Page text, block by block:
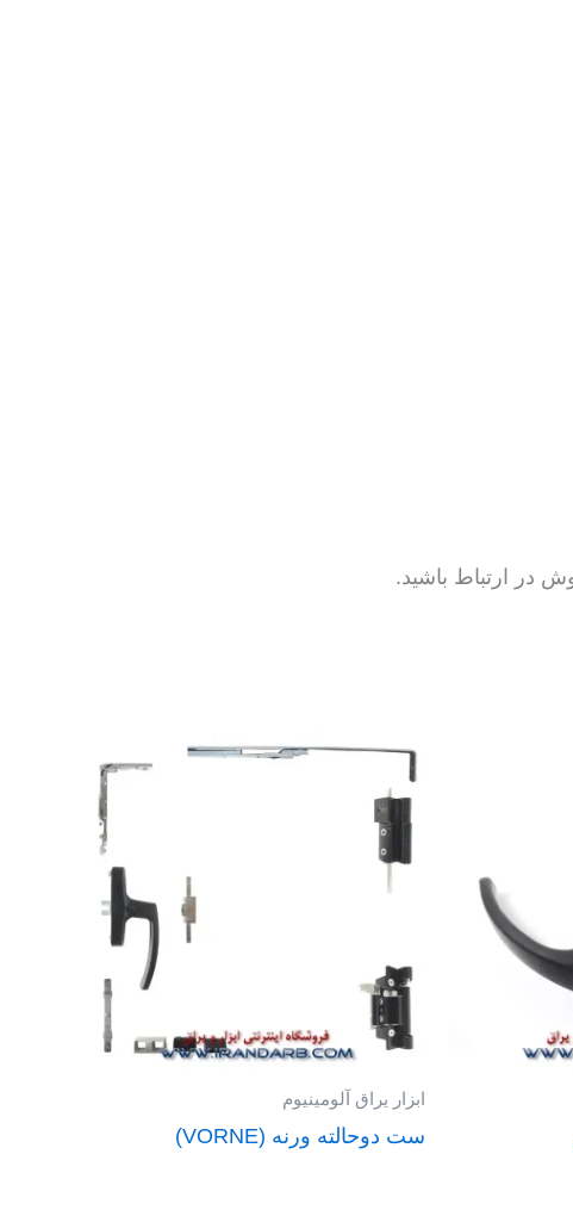
ابزار یراق آلومینیوم
ست دوحالته ورنه (VORNE)